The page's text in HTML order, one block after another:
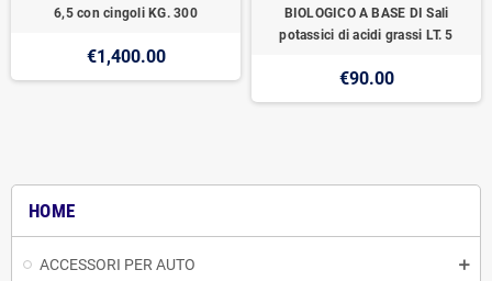
HOME
ACCESSORI PER AUTO
6,5 con cingoli KG. 300
€1,400.00
BIOLOGICO A BASE DI Sali
potassici di acidi grassi LT. 5
€90.00